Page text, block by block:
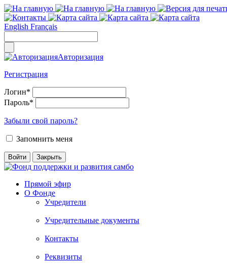
English Français
Авторизация
Регистрация
Логин*
Пароль*
Забыли свой пароль?
Запомнить меня
Прямой эфир
О Фонде
Учредители
Учредительные документы
Контакты
Реквизиты